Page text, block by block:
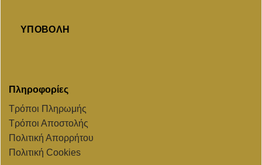
Πληροφορίες
Τρόποι Πληρωμής
Τρόποι Αποστολής
Πολιτική Απορρήτου
Πολιτική Cookies
ΥΠΟΒΟΛΉ